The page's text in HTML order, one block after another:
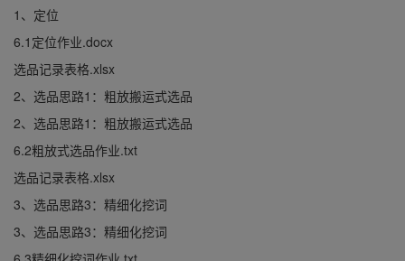
1、定位
6.1定位作业.docx
选品记录表格.xlsx
2、选品思路1：粗放搬运式选品
2、选品思路1：粗放搬运式选品
6.2粗放式选品作业.txt
选品记录表格.xlsx
3、选品思路3：精细化挖词
3、选品思路3：精细化挖词